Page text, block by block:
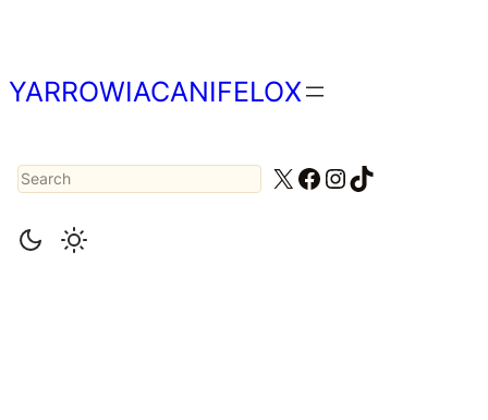
treści
YARROWIACANIFELOX
Search X Facebook
Instagram
TikTok